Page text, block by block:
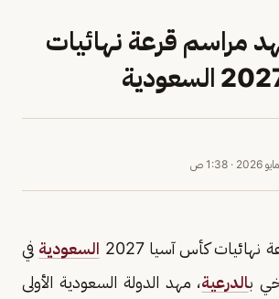
مراسم قرعة نهائيات
· 1:38 ص
كأس آسيا 2027 السعودية في
بالدرعية، مهد الدولة السعودية الأولى